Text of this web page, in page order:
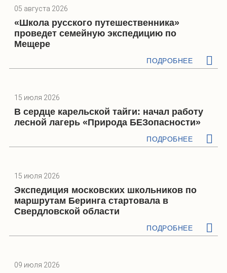
05 августа 2026
«Школа русского путешественника»
проведет семейную экспедицию по
Мещере
ПОДРОБНЕЕ
15 июля 2026
В сердце карельской тайги: начал работу
лесной лагерь «Природа БЕЗопасности»
ПОДРОБНЕЕ
15 июля 2026
Экспедиция московских школьников по
маршрутам Беринга стартовала в
Свердловской области
ПОДРОБНЕЕ
09 июля 2026